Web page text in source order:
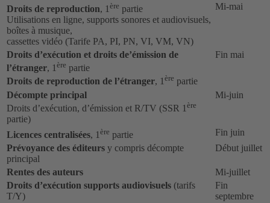
Droits de reproduction, 1 ère partie
Utilisations en ligne, supports sonores et audiovisuels,
boîtes à musique,
cassettes vidéo (Tarife PA, PI, PN, VI, VM, VN)
Mi-mai
Droits d’exécution et droits de’émission de
l’étranger, 1 ère partie
Droits de reproduction de l’étranger, 1 ère partie
Fin mai
Décompte principal
Droits d’exécution, d’émission et R/TV (SSR 1 ère
partie)
Mi-juin
Licences centralisées, 1 ère partie
Fin juin
Prévoyance des éditeurs y compris décompte
principal
Début juillet
Rentes des auteurs
Mi-juillet
Droits d’exécution supports audiovisuels (tarifs
T/Y)
Fin
septembre